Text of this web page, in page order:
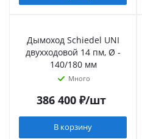
Дымоход Schiedel UNI
двухходовой 14 пм, Ø -
140/180 мм
Много
386 400₽/шт
В корзину